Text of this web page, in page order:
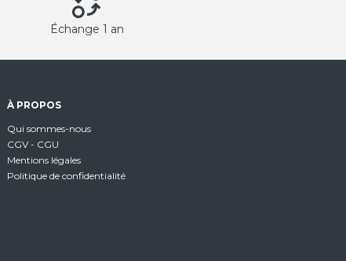
Échange 1 an
À PROPOS
Qui sommes-nous
CGV - CGU
Mentions légales
Politique de confidentialité